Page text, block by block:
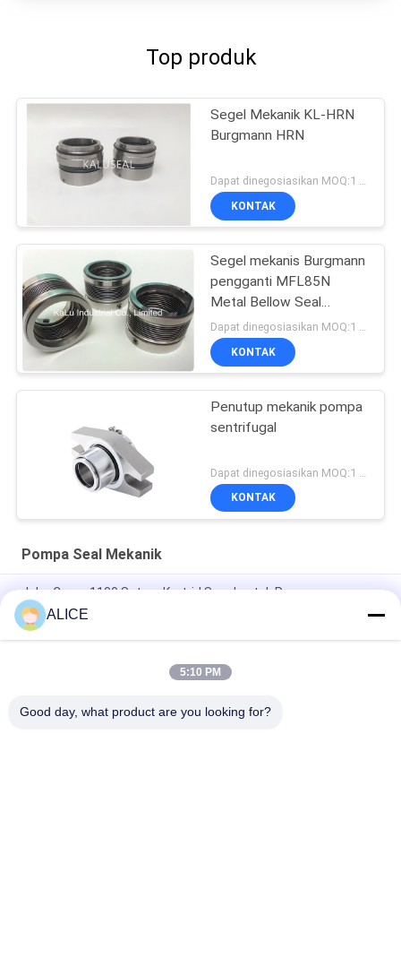
Top produk
Segel Mekanik KL-HRN
Burgmann HRN
KONTAK
Segel mekanis Burgmann
pengganti MFL85N
Metal Bellow Seal
berkualitas tinggi
KONTAK
Penutup mekanik pompa
sentrifugal
KONTAK
Pompa Seal Mekanik
John Crane 1100 Setara Kartrid Segel untuk Pemasangan
Mudah dan Segel Mekanik Pompa yang Disesuaikan
Segel mekanik 22mm LOWARA-22-X segel pompa
KL-C2PP Flowserve ISC2PP Cartridge Type Mechanical Seal
ALICE
5:10 PM
Good day, what product are you looking for?